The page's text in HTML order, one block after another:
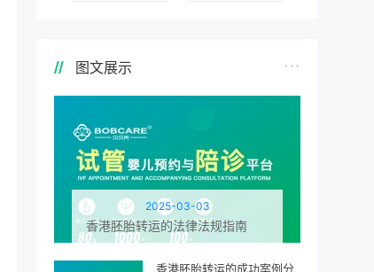
图文展示
2025-03-03
香港胚胎转运的法律法规指南
香港胚胎转运的成功案例分